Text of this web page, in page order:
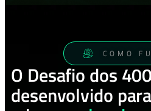
COMO
O Desafio dos
desenvolvido